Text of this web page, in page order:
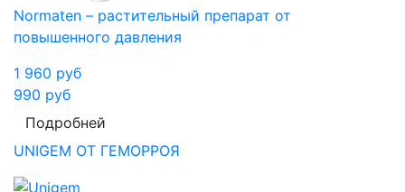
Normaten – растительный препарат от
повышенного давления
1 960 руб
990 руб
Подробней
UNIGEM ОТ ГЕМОРРОЯ